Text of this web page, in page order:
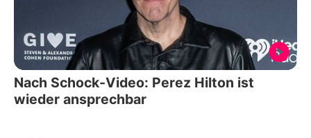
Nach Schock-Video: Perez Hilton ist
wieder ansprechbar